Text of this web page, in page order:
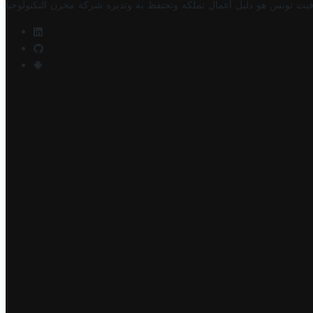
تونس هو دليل أعمال تملكه وتحتفظ به وتديره شركة مخزن التكنولوجيا